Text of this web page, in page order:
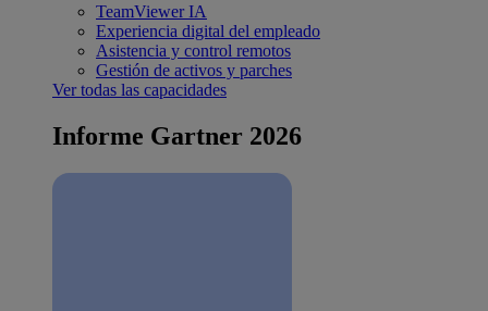
TeamViewer IA
Experiencia digital del empleado
Asistencia y control remotos
Gestión de activos y parches
Ver todas las capacidades
Informe Gartner 2026